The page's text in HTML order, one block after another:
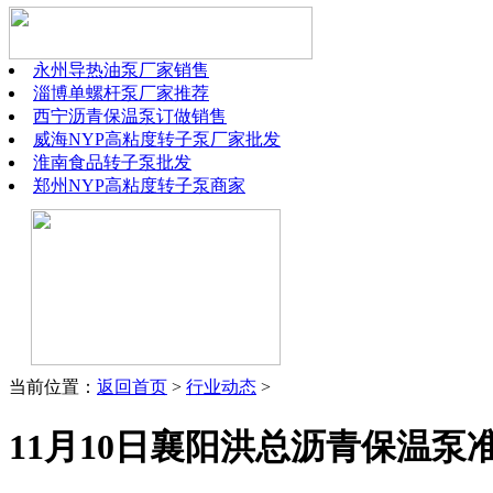
永州导热油泵厂家销售
淄博单螺杆泵厂家推荐
西宁沥青保温泵订做销售
威海NYP高粘度转子泵厂家批发
淮南食品转子泵批发
郑州NYP高粘度转子泵商家
当前位置： 返回首页 > 行业动态 >
11月10日襄阳洪总沥青保温泵